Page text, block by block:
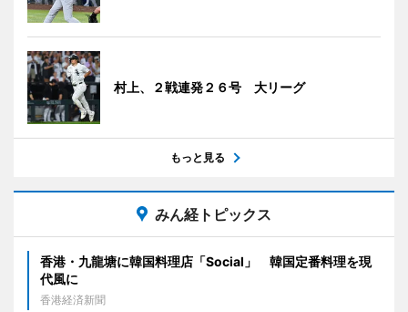
村上、２戦連発２６号 大リーグ
もっと見る
みん経トピックス
香港・九龍塘に韓国料理店「Social」 韓国定番料理を現
代風に
香港経済新聞